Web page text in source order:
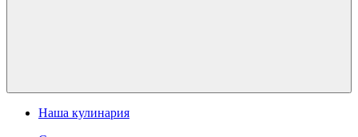
Наша кулинария